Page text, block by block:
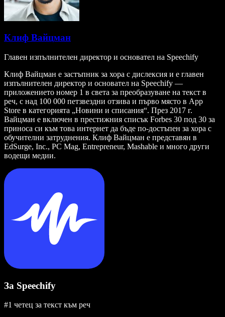
Клиф Вайцман
Главен изпълнителен директор и основател на Speechify
Клиф Вайцман е застъпник за хора с дислексия и е главен
изпълнителен директор и основател на Speechify —
приложението номер 1 в света за преобразуване на текст в
реч, с над 100 000 петзвездни отзива и първо място в App
Store в категорията „Новини и списания“. През 2017 г.
Вайцман е включен в престижния списък Forbes 30 под 30 за
приноса си към това интернет да бъде по-достъпен за хора с
обучителни затруднения. Клиф Вайцман е представян в
EdSurge, Inc., PC Mag, Entrepreneur, Mashable и много други
водещи медии.
За Speechify
#1 четец за текст към реч